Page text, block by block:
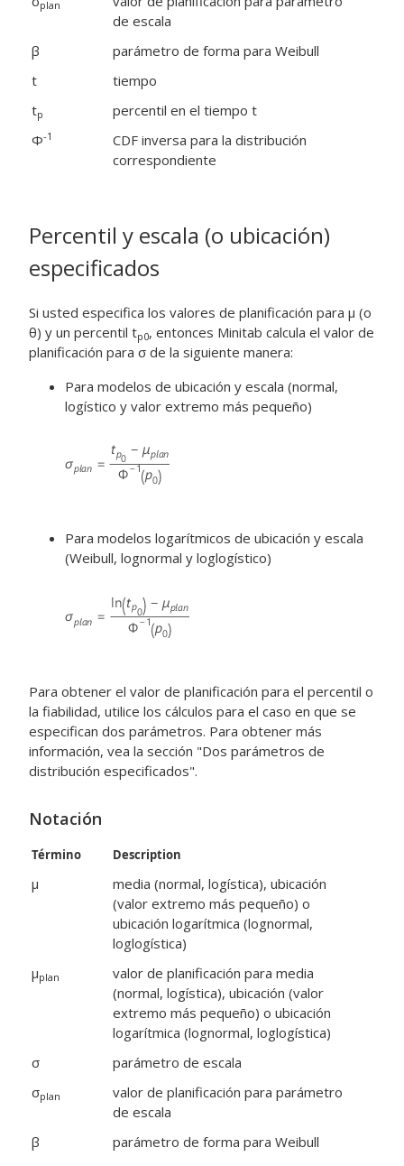
plan
de escala
β
parámetro de forma para Weibull
t
tiempo
tp
percentil en el tiempo t
Φ-1
CDF inversa para la distribución
correspondiente
Percentil y escala (o ubicación)
especificados
Si usted especifica los valores de planificación para μ (o
θ) y un percentil tp0, entonces Minitab calcula el valor de
planificación para σ de la siguiente manera:
Para modelos de ubicación y escala (normal,
logístico y valor extremo más pequeño)
Para modelos logarítmicos de ubicación y escala
(Weibull, lognormal y loglogístico)
Para obtener el valor de planificación para el percentil o
la fiabilidad, utilice los cálculos para el caso en que se
especifican dos parámetros. Para obtener más
información, vea la sección "Dos parámetros de
distribución especificados".
Notación
Término Description
μ
media (normal, logística), ubicación
(valor extremo más pequeño) o
ubicación logarítmica (lognormal,
loglogística)
μplan
valor de planificación para media
(normal, logística), ubicación (valor
extremo más pequeño) o ubicación
logarítmica (lognormal, loglogística)
σ
parámetro de escala
σplan
valor de planificación para parámetro
de escala
β
parámetro de forma para Weibull